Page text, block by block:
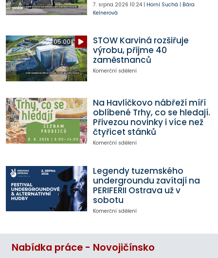
7. srpna 2026 10:24| Horní Suchá | Bára
Kelnerová
05:00
STOW Karviná rozšiřuje
výrobu, přijme 40
zaměstnanců
Komerční sdělení
Na Havlíčkovo nábřeží míří
oblíbené Trhy, co se hledají.
Přivezou novinky i více než
čtyřicet stánků
Komerční sdělení
Legendy tuzemského
undergroundu zavítají na
PERIFERII Ostrava už v
sobotu
Komerční sdělení
Nabídka práce - Novojičínsko